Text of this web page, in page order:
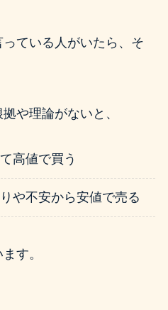
っている人がいたら、そ
や理論がないと、
高値で買う
や不安から安値で売る
す。